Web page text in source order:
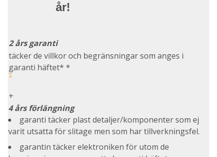
år!
2 års garanti
täcker de villkor och begränsningar som anges i
garanti häftet* *
+
4 års förlängning
garanti täcker plast detaljer/komponenter som ej
varit utsatta för slitage men som har tillverkningsfel.
garantin täcker elektroniken för utom de